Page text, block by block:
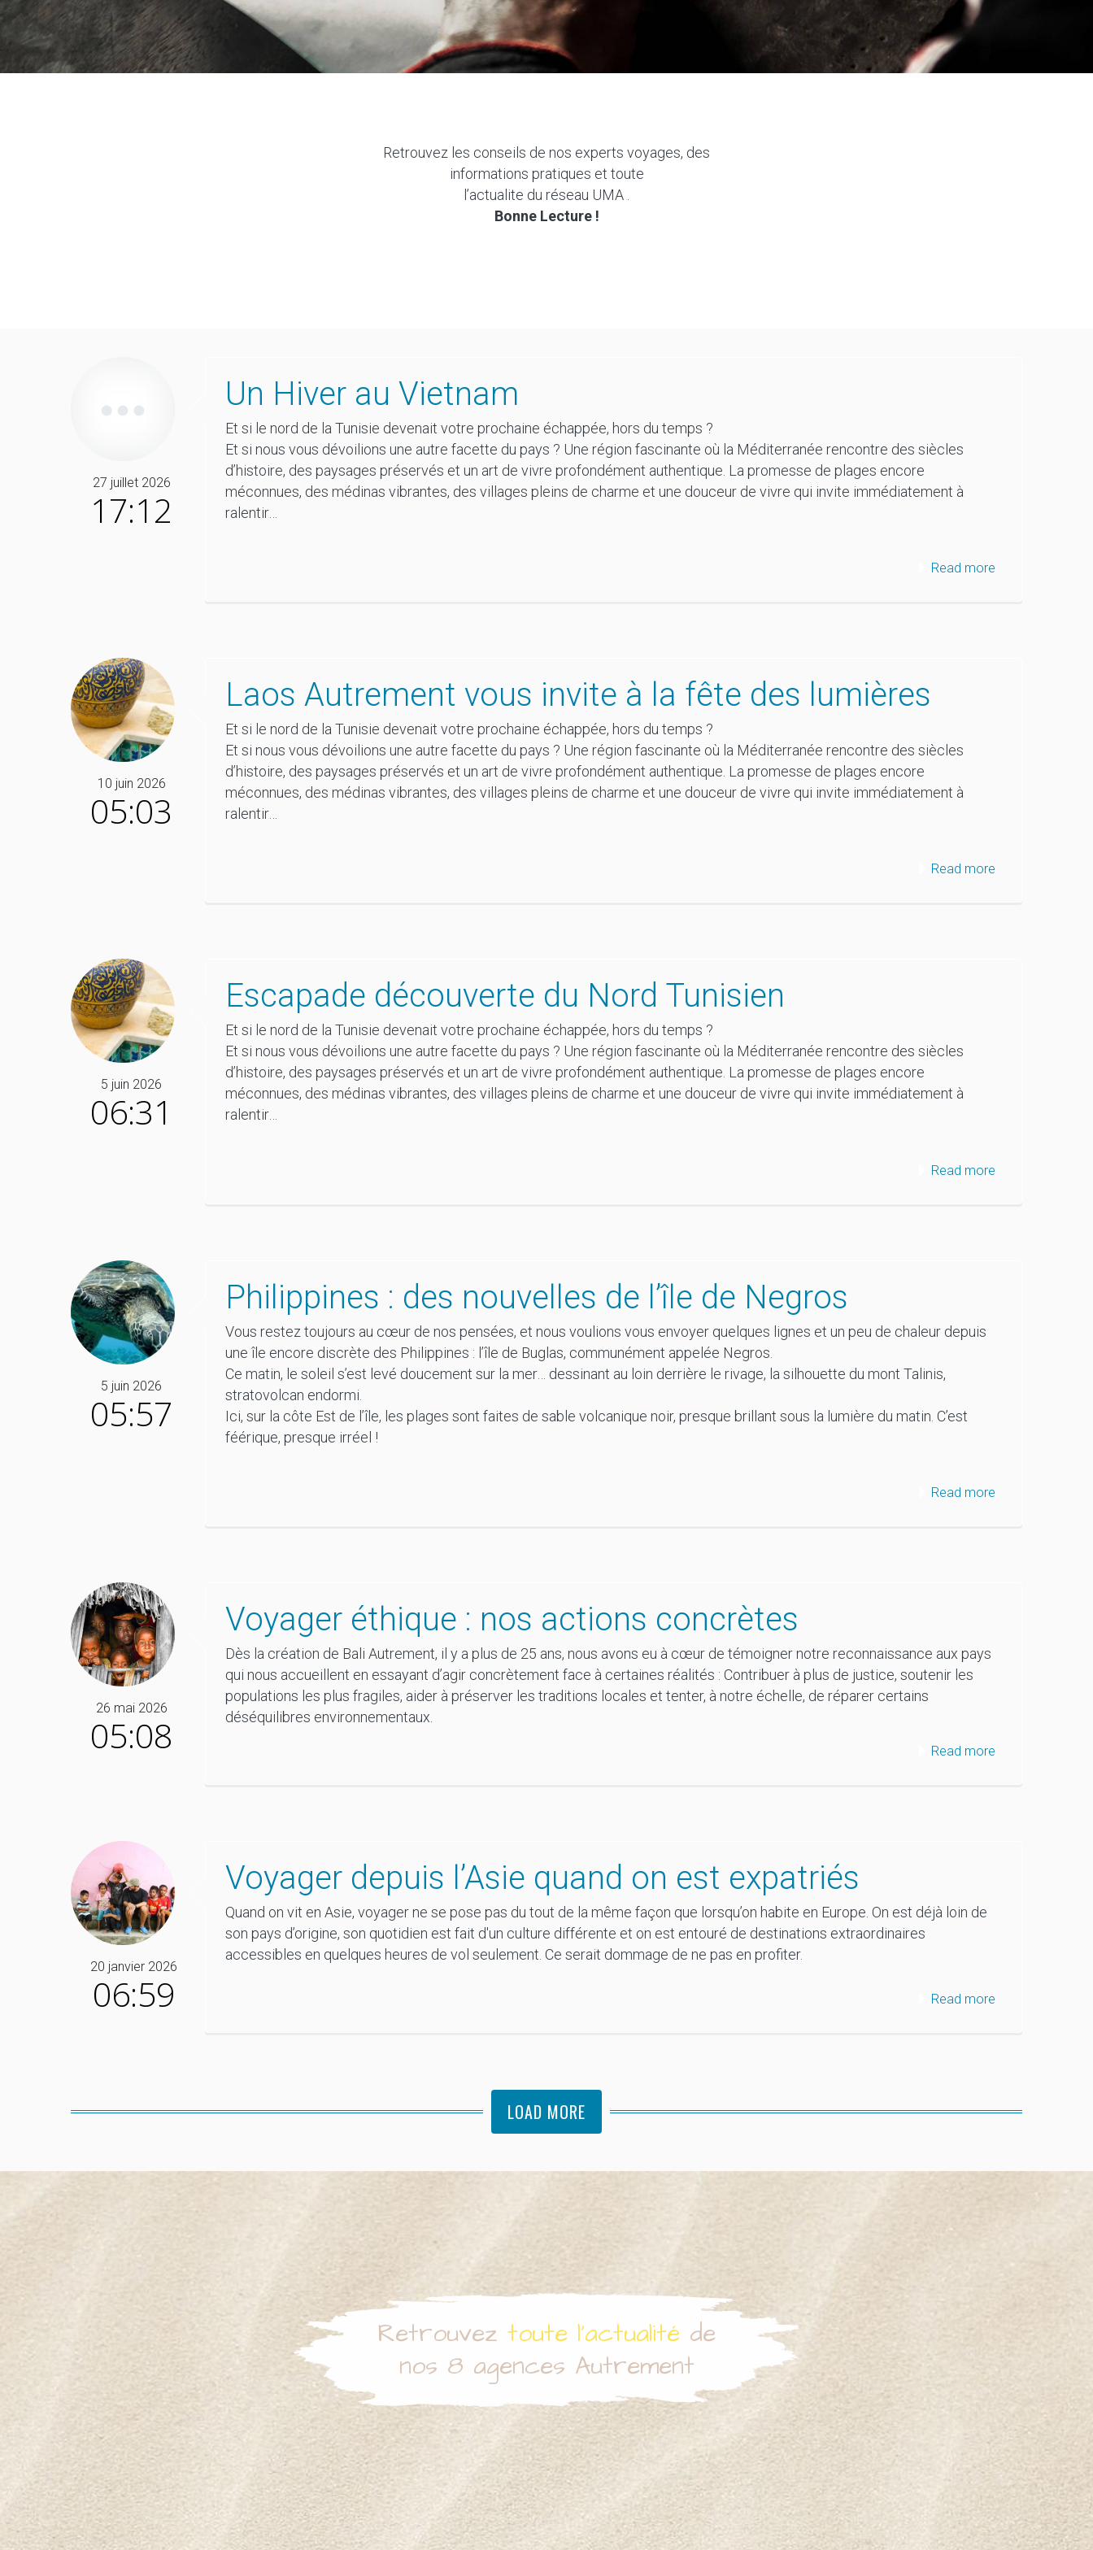
Retrouvez les conseils de nos experts voyages, des
informations pratiques et toute
l’actualite du réseau UMA .
Bonne Lecture !
27 juillet 2026
17:12
Un Hiver au Vietnam
Et si le nord de la Tunisie devenait votre prochaine échappée, hors du temps ?
Et si nous vous dévoilions une autre facette du pays ? Une région fascinante où la Méditerranée rencontre des siècles
d’histoire, des paysages préservés et un art de vivre profondément authentique. La promesse de plages encore
méconnues, des médinas vibrantes, des villages pleins de charme et une douceur de vivre qui invite immédiatement à
ralentir…
Read more
10 juin 2026
05:03
Laos Autrement vous invite à la fête des lumières
Et si le nord de la Tunisie devenait votre prochaine échappée, hors du temps ?
Et si nous vous dévoilions une autre facette du pays ? Une région fascinante où la Méditerranée rencontre des siècles
d’histoire, des paysages préservés et un art de vivre profondément authentique. La promesse de plages encore
méconnues, des médinas vibrantes, des villages pleins de charme et une douceur de vivre qui invite immédiatement à
ralentir…
Read more
5 juin 2026
06:31
Escapade découverte du Nord Tunisien
Et si le nord de la Tunisie devenait votre prochaine échappée, hors du temps ?
Et si nous vous dévoilions une autre facette du pays ? Une région fascinante où la Méditerranée rencontre des siècles
d’histoire, des paysages préservés et un art de vivre profondément authentique. La promesse de plages encore
méconnues, des médinas vibrantes, des villages pleins de charme et une douceur de vivre qui invite immédiatement à
ralentir…
Read more
5 juin 2026
05:57
Philippines : des nouvelles de l’île de Negros
Vous restez toujours au cœur de nos pensées, et nous voulions vous envoyer quelques lignes et un peu de chaleur depuis
une île encore discrète des Philippines : l’île de Buglas, communément appelée Negros.
Ce matin, le soleil s’est levé doucement sur la mer… dessinant au loin derrière le rivage, la silhouette du mont Talinis,
stratovolcan endormi.
Ici, sur la côte Est de l’île, les plages sont faites de sable volcanique noir, presque brillant sous la lumière du matin. C’est
féérique, presque irréel !
Read more
26 mai 2026
05:08
Voyager éthique : nos actions concrètes
Dès la création de Bali Autrement, il y a plus de 25 ans, nous avons eu à cœur de témoigner notre reconnaissance aux pays
qui nous accueillent en essayant d’agir concrètement face à certaines réalités : Contribuer à plus de justice, soutenir les
populations les plus fragiles, aider à préserver les traditions locales et tenter, à notre échelle, de réparer certains
déséquilibres environnementaux.
Read more
20 janvier 2026
06:59
Voyager depuis l’Asie quand on est expatriés
Quand on vit en Asie, voyager ne se pose pas du tout de la même façon que lorsqu’on habite en Europe. On est déjà loin de
son pays d’origine, son quotidien est fait d'un culture différente et on est entouré de destinations extraordinaires
accessibles en quelques heures de vol seulement. Ce serait dommage de ne pas en profiter.
Read more
LOAD MORE
Retrouvez toute l’actualité de
nos 8 agences Autrement